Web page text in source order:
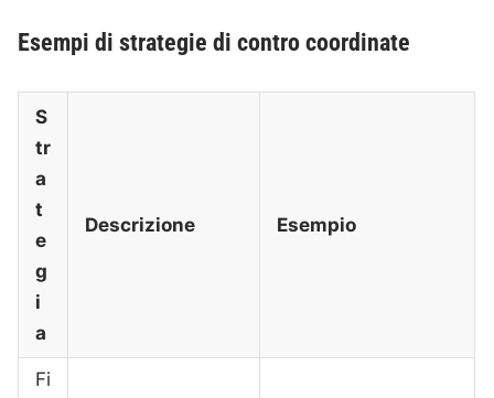
Esempi di strategie di contro coordinate
S
tr
a
t
e
g
i
a
Descrizione Esempio
Fi